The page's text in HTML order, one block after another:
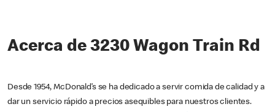
Acerca de 3230 Wagon Train Rd
Desde 1954, McDonald’s se ha dedicado a servir comida de calidad y a
dar un servicio rápido a precios asequibles para nuestros clientes.